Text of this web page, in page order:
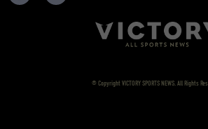
© Copyright VICTORY SPORTS NEWS. All Rights